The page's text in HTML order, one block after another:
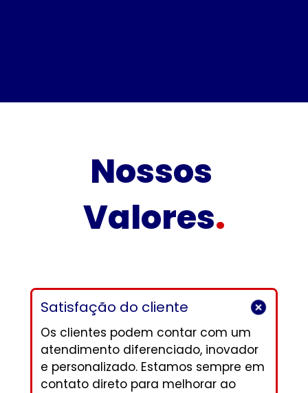
Nossos
Valores.
Satisfação do cliente
Os clientes podem contar com um
atendimento diferenciado, inovador
e personalizado. Estamos sempre em
contato direto para melhorar ao